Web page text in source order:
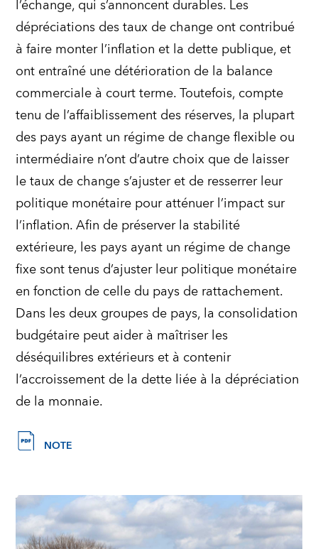
l’échange, qui s’annoncent durables. Les
dépréciations des taux de change ont contribué
à faire monter l’inflation et la dette publique, et
ont entraîné une détérioration de la balance
commerciale à court terme. Toutefois, compte
tenu de l’affaiblissement des réserves, la plupart
des pays ayant un régime de change flexible ou
intermédiaire n’ont d’autre choix que de laisser
le taux de change s’ajuster et de resserrer leur
politique monétaire pour atténuer l’impact sur
l’inflation. Afin de préserver la stabilité
extérieure, les pays ayant un régime de change
fixe sont tenus d’ajuster leur politique monétaire
en fonction de celle du pays de rattachement.
Dans les deux groupes de pays, la consolidation
budgétaire peut aider à maîtriser les
déséquilibres extérieurs et à contenir
l’accroissement de la dette liée à la dépréciation
de la monnaie.
NOTE